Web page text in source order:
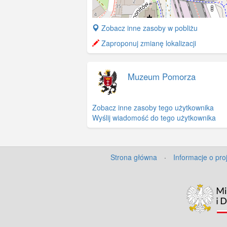
+
−
Zobacz inne zasoby w pobliżu
Zaproponuj zmianę lokalizacji
Muzeum Pomorza
Zobacz inne zasoby tego użytkownika
Wyślij wiadomość do tego użytkownika
Strona główna · Informacje o